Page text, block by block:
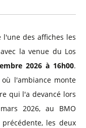
l'une des affiches les
la venue du Los
2026 à 16h00.
l'ambiance monte
qui l'a devancé lors
2026, au BMO
les deux